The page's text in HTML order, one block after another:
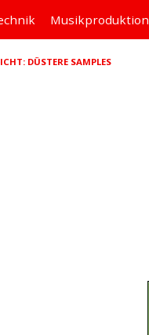
Musikproduktion
DÜSTERE SAMPLES